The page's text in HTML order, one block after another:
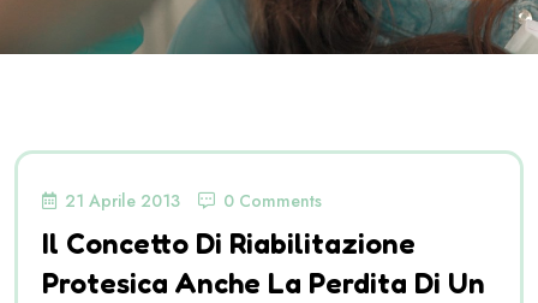
21 Aprile 2013 0 Comments
Il Concetto Di Riabilitazione
Protesica Anche La Perdita Di Un